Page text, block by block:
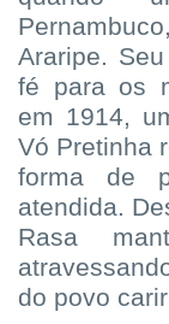
Araripe.
fé para os
em 1914,
Vó Pretinha
forma de
atendida.
Rasa
do povo